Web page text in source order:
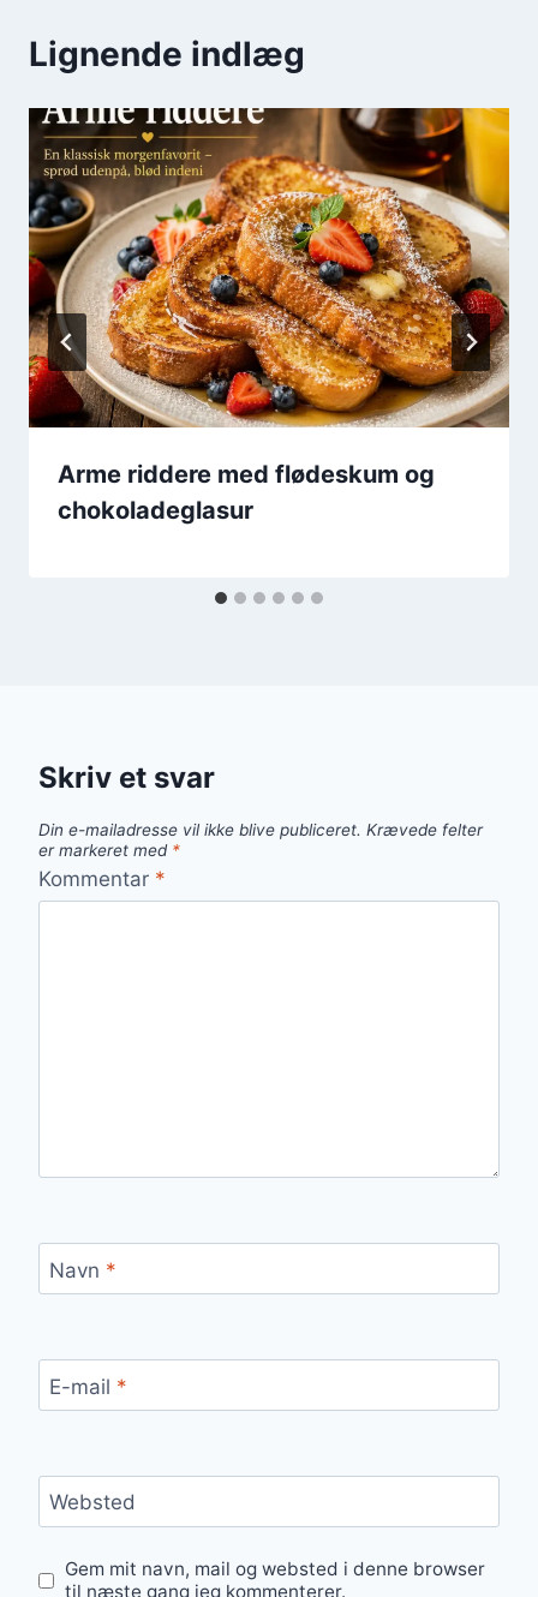
Lignende indlæg
Arme riddere med flødeskum og
chokoladeglasur
Skriv et svar
Din e-mailadresse vil ikke blive publiceret. Krævede felter
er markeret med *
Kommentar *
Navn *
E-mail *
Websted
Gem mit navn, mail og websted i denne browser
til næste gang jeg kommenterer.